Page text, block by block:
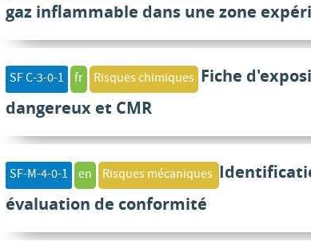
gaz inflammable dans une zone
SF C-3-0-1 fr Risques chimiques Fiche
dangereux et CMR
SF-M-4-0-1 en Risques mécaniques
évaluation de conformité